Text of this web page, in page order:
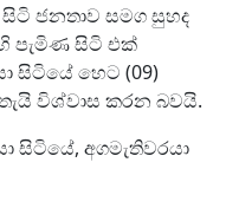
සිටි ජනතාව සමග සුහද
පැමිණ සිටි එක්
සිටියේ හෙට (09)
විශ්වාස කරන බවයි.
සිටියේ, අගමැතිවරයා